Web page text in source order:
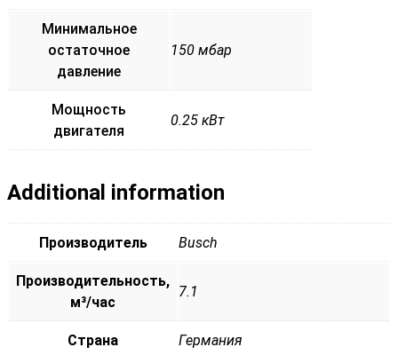
Минимальное
остаточное
давление
150 мбар
Мощность
двигателя
0.25 кВт
Additional information
Производитель Busch
Производительность,
м³/час
7.1
Страна Германия